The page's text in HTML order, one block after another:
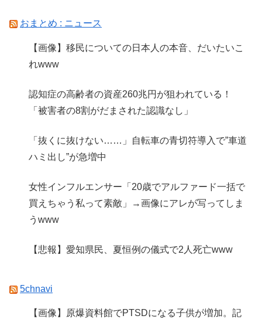
おまとめ : ニュース
【画像】移民についての日本人の本音、だいたいこ
れwww
認知症の高齢者の資産260兆円が狙われている！
「被害者の8割がだまされた認識なし」
「抜くに抜けない……」自転車の青切符導入で”車道
ハミ出し”が急増中
女性インフルエンサー「20歳でアルファード一括で
買えちゃう私って素敵」→画像にアレが写ってしま
うwww
【悲報】愛知県民、夏恒例の儀式で2人死亡www
5chnavi
【画像】原爆資料館でPTSDになる子供が増加。記